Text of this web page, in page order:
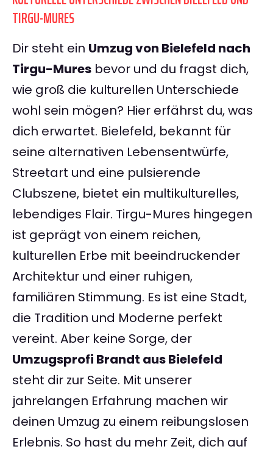
TIRGU-MURES
Dir steht ein Umzug von Bielefeld nach
Tirgu-Mures bevor und du fragst dich,
wie groß die kulturellen Unterschiede
wohl sein mögen? Hier erfährst du, was
dich erwartet. Bielefeld, bekannt für
seine alternativen Lebensentwürfe,
Streetart und eine pulsierende
Clubszene, bietet ein multikulturelles,
lebendiges Flair. Tirgu-Mures hingegen
ist geprägt von einem reichen,
kulturellen Erbe mit beeindruckender
Architektur und einer ruhigen,
familiären Stimmung. Es ist eine Stadt,
die Tradition und Moderne perfekt
vereint. Aber keine Sorge, der
Umzugsprofi Brandt aus Bielefeld
steht dir zur Seite. Mit unserer
jahrelangen Erfahrung machen wir
deinen Umzug zu einem reibungslosen
Erlebnis. So hast du mehr Zeit, dich auf